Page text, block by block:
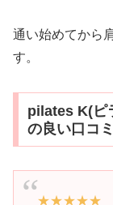
通い始めてから
す。
pilates K(ピ
の良い口コ
★★★★★